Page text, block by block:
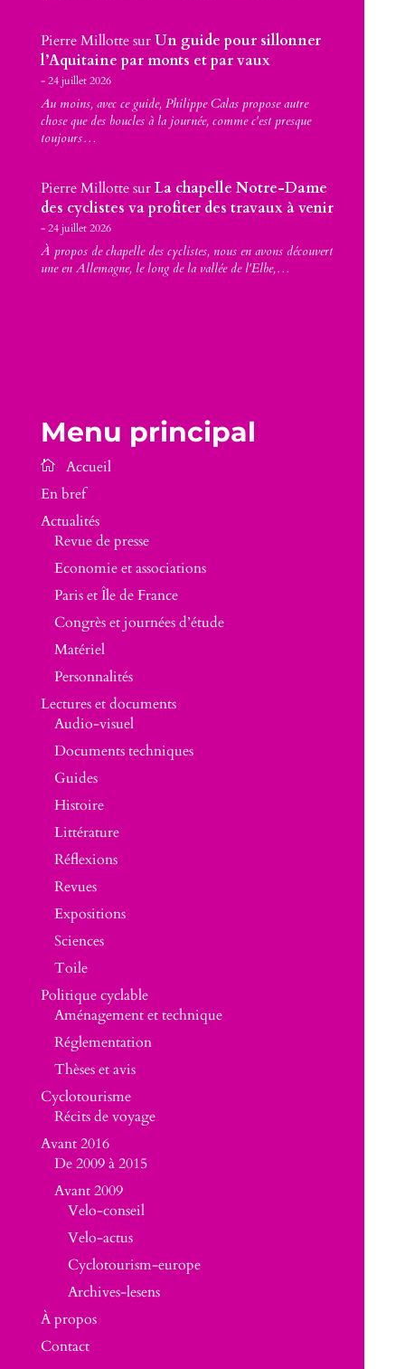
Pierre MillottesurUn guide pour sillonner
l’Aquitaine par monts et par vaux
24 juillet 2026
Au moins, avec ce guide, Philippe Calas propose autre
chose que des boucles à la journée, comme c'est presque
toujours…
Pierre MillottesurLa chapelle Notre-Dame
des cyclistes va profiter des travaux à venir
24 juillet 2026
À propos de chapelle des cyclistes, nous en avons découvert
une en Allemagne, le long de la vallée de l'Elbe,…
Menu principal
En bref
Actualités
Revue de presse
Economie et associations
Paris et Île de France
Congrès et journées d’étude
Matériel
Personnalités
Lectures et documents
Audio-visuel
Documents techniques
Guides
Histoire
Littérature
Réflexions
Revues
Expositions
Sciences
Toile
Politique cyclable
Aménagement et technique
Réglementation
Thèses et avis
Cyclotourisme
Récits de voyage
Avant 2016
De 2009 à 2015
Avant 2009
Velo-conseil
Velo-actus
Cyclotourism-europe
Archives-lesens
À propos
Contact